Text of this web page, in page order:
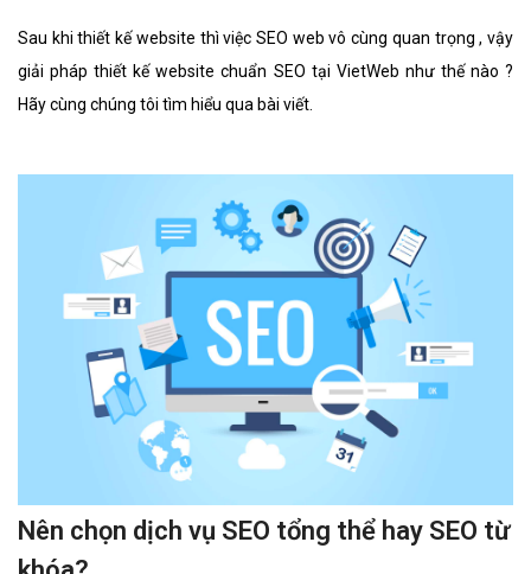
Sau khi thiết kế website thì việc SEO web vô cùng quan trọng , vậy
giải pháp thiết kế website chuẩn SEO tại VietWeb như thế nào ?
Hãy cùng chúng tôi tìm hiểu qua bài viết.
Nên chọn dịch vụ SEO tổng thể hay SEO từ